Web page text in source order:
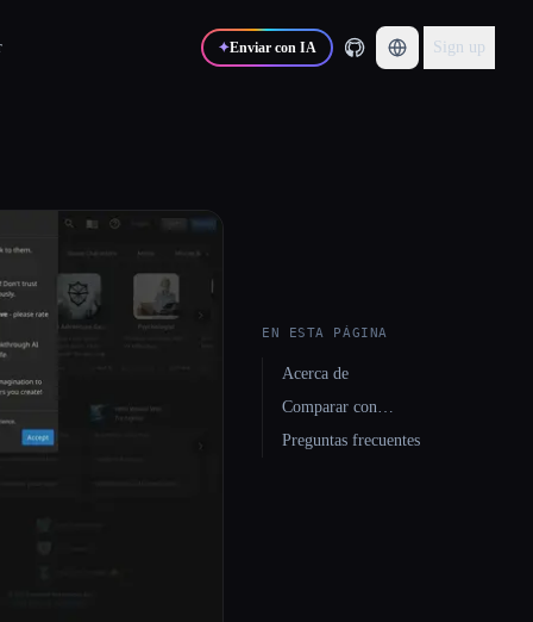
✦Enviar con IA Sign up
EN ESTA PÁGINA
Acerca de
Comparar con…
Preguntas frecuentes